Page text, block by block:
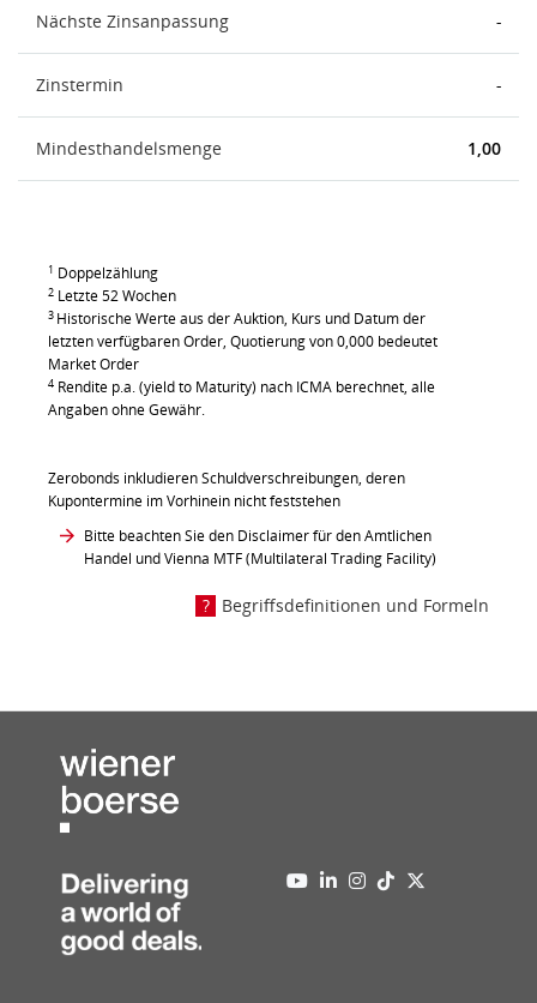
Nächste Zinsanpassung -
Zinstermin -
Mindesthandelsmenge 1,00
1 Doppelzählung
2 Letzte 52 Wochen
3 Historische Werte aus der Auktion, Kurs und Datum der
letzten verfügbaren Order, Quotierung von 0,000 bedeutet
Market Order
4 Rendite p.a. (yield to Maturity) nach ICMA berechnet, alle
Angaben ohne Gewähr.
Zerobonds inkludieren Schuldverschreibungen, deren
Kupontermine im Vorhinein nicht feststehen
Bitte beachten Sie den Disclaimer für den Amtlichen
Handel und Vienna MTF (Multilateral Trading Facility)
Begriffsdefinitionen und Formeln